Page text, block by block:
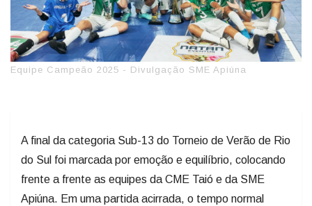
Equipe Campeão 2025 - Divulgação SME Apiúna
A final da categoria Sub-13 do Torneio de Verão de Rio
do Sul foi marcada por emoção e equilíbrio, colocando
frente a frente as equipes da CME Taió e da SME
Apiúna. Em uma partida acirrada, o tempo normal